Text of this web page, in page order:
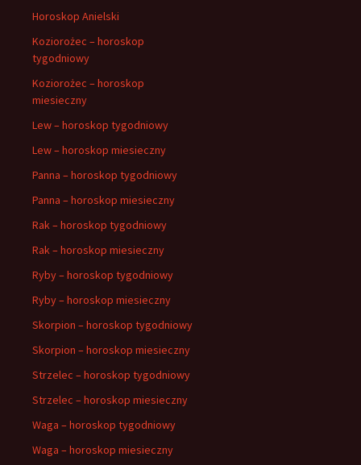
Horoskop Anielski
Koziorożec – horoskop
tygodniowy
Koziorożec – horoskop
miesieczny
Lew – horoskop tygodniowy
Lew – horoskop miesieczny
Panna – horoskop tygodniowy
Panna – horoskop miesieczny
Rak – horoskop tygodniowy
Rak – horoskop miesieczny
Ryby – horoskop tygodniowy
Ryby – horoskop miesieczny
Skorpion – horoskop tygodniowy
Skorpion – horoskop miesieczny
Strzelec – horoskop tygodniowy
Strzelec – horoskop miesieczny
Waga – horoskop tygodniowy
Waga – horoskop miesieczny